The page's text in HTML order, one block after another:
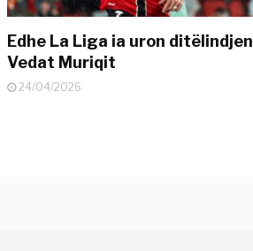
Edhe La Liga ia uron ditëlindjen
Vedat Muriqit
24/04/2026